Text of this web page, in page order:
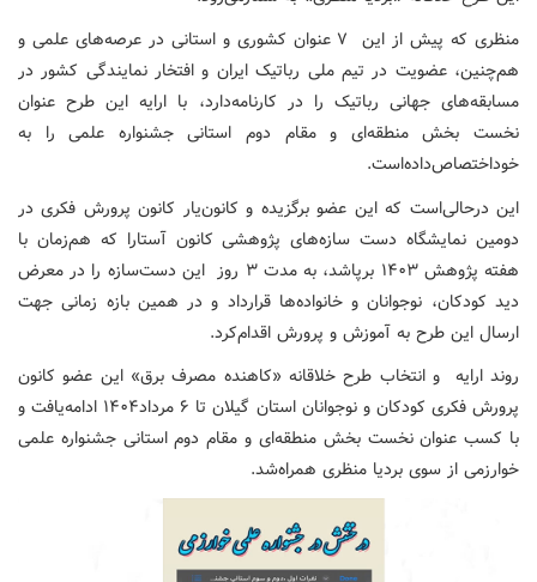
منظری که پیش از این ۷ عنوان کشوری و استانی در عرصه‌های علمی و
هم‌چنین، عضویت در تیم ملی رباتیک ایران و افتخار نمایندگی کشور در
مسابقه‌های جهانی رباتیک را در کارنامه‌دارد، با ارایه این طرح عنوان
نخست بخش منطقه‌ای و مقام دوم استانی جشنواره علمی را به
خوداختصاص‌داده‌است.
این درحالی‌است که این عضو برگزیده و کانون‌یار کانون پرورش فکری در
دومین نمایشگاه دست سازه‌های پژوهشی کانون آستارا که هم‌زمان با
هفته پژوهش ۱۴۰۳ برپاشد، به مدت ۳ روز این دست‌سازه را در معرض
دید کودکان، نوجوانان و خانواده‌ها قرارداد و در همین بازه زمانی جهت
ارسال این طرح به آموزش و پرورش اقدام‌کرد.
روند ارایه و انتخاب طرح خلاقانه «کاهنده مصرف برق» این عضو کانون
پرورش فکری کودکان و نوجوانان استان گیلان تا ۶ مرداد۱۴۰۴ ادامه‌یافت و
با کسب عنوان نخست بخش منطقه‌ای و مقام دوم استانی جشنواره علمی
خوارزمی از سوی بردیا منظری همراه‌شد.